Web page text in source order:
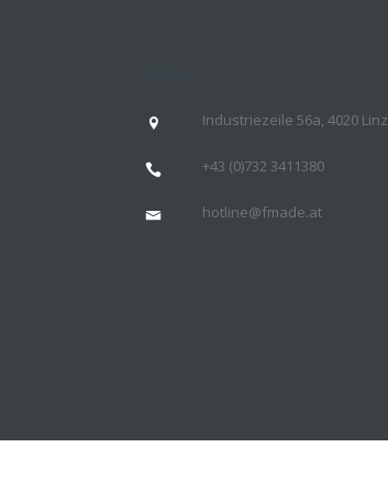
Industriezeile 56a, 4020 Linz
+43 (0)732 3411380
hotline@fmade.at